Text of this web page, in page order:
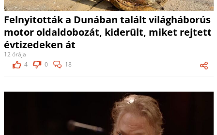
Felnyitották a Dunában talált világháborús
motor oldaldobozát, kiderült, miket rejtett
évtizedeken át
12 órája
4
0 18